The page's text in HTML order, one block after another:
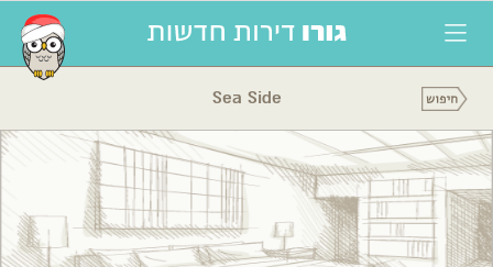
Sea Side